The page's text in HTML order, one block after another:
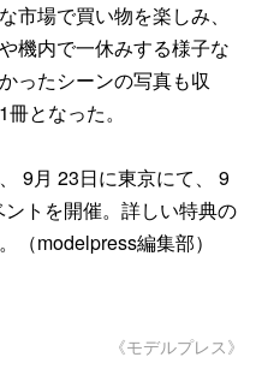
市場で買い物を楽しみ、
機内で一休みする様子な
ったシーンの写真も収
となった。
9月 23日に東京にて、 9
トを開催。詳しい特典の
（modelpress編集部）
《モデルプレス》